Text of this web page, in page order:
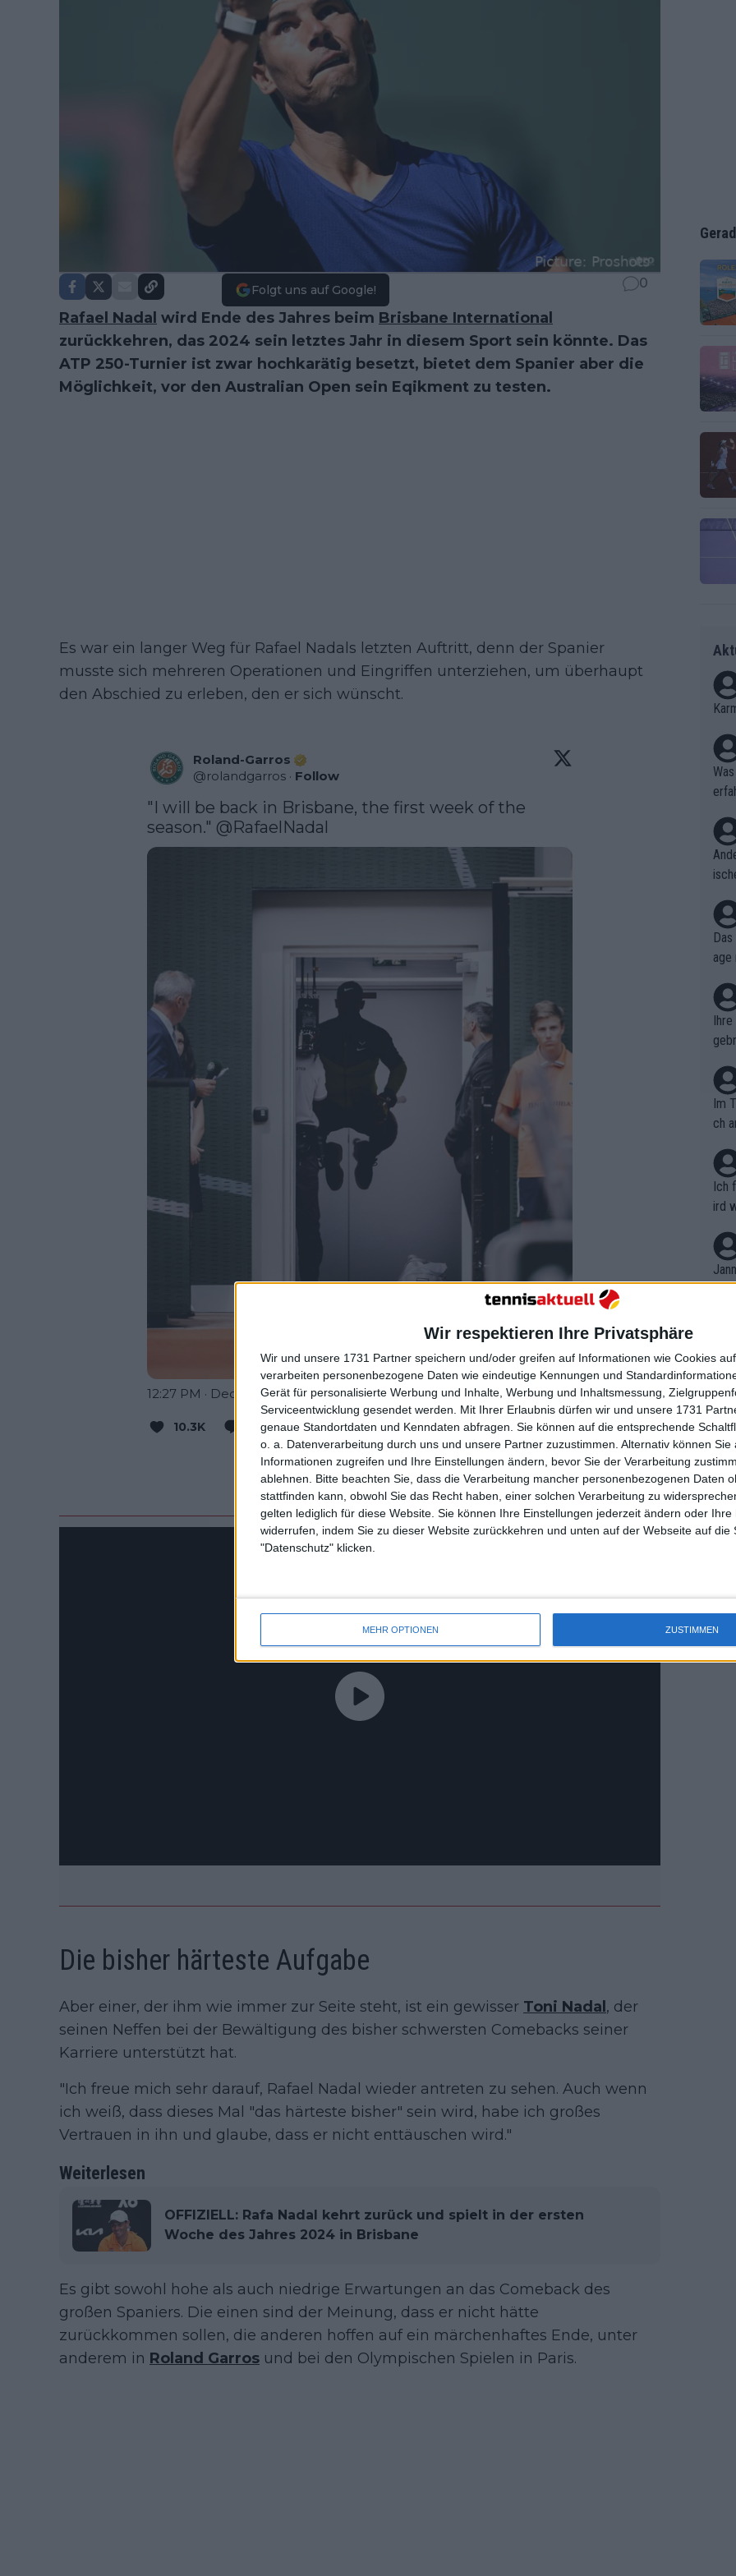
Wir respektieren Ihre Privatsphäre
Wir und unsere 1731 Partner speichern und/oder greifen auf Informationen wie Cookies
verarbeiten personenbezogene Daten wie eindeutige Kennungen und
Gerät für personalisierte Werbung und Inhalte, Werbung und Inhaltsmessung,
Serviceentwicklung gesendet werden. Mit Ihrer Erlaubnis dürfen wir und unsere 1731
genaue Standortdaten und Kenndaten abfragen. Sie können auf die entsprechende
o. a. Datenverarbeitung durch uns und unsere Partner zuzustimmen. Alternativ können Sie
Informationen zugreifen und Ihre Einstellungen ändern, bevor Sie der Verarbeitung
ablehnen. Bitte beachten Sie, dass die Verarbeitung mancher personenbezogenen Daten
stattfinden kann, obwohl Sie das Recht haben, einer solchen Verarbeitung zu
gelten lediglich für diese Website. Sie können Ihre Einstellungen jederzeit ändern oder Ihre
widerrufen, indem Sie zu dieser Website zurückkehren und unten auf der Webseite auf die
"Datenschutz" klicken.
MEHR OPTIONEN ZUSTIMMEN
Folgt uns auf Google! 0
Rafael Nadal wird Ende des Jahres beim Brisbane International
zurückkehren, das 2024 sein letztes Jahr in diesem Sport sein könnte. Das
ATP 250-Turnier ist zwar hochkarätig besetzt, bietet dem Spanier aber die
Möglichkeit, vor den Australian Open sein Eqikment zu testen.
Es war ein langer Weg für Rafael Nadals letzten Auftritt, denn der Spanier
musste sich mehreren Operationen und Eingriffen unterziehen, um überhaupt
den Abschied zu erleben, den er sich wünscht.
Roland-Garros
@rolandgarros · Follow
"I will be back in Brisbane, the first week of the
season." @RafaelNadal
12:27 PM · Dec 1, 2023
10.3K Reply
Copy link
Read 74 replies
Die bisher härteste Aufgabe
Aber einer, der ihm wie immer zur Seite steht, ist ein gewisser Toni Nadal, der
seinen Neffen bei der Bewältigung des bisher schwersten Comebacks seiner
Karriere unterstützt hat.
"Ich freue mich sehr darauf, Rafael Nadal wieder antreten zu sehen. Auch wenn
ich weiß, dass dieses Mal "das härteste bisher" sein wird, habe ich großes
Vertrauen in ihn und glaube, dass er nicht enttäuschen wird."
Weiterlesen
OFFIZIELL: Rafa Nadal kehrt zurück und spielt in der ersten
Woche des Jahres 2024 in Brisbane
Es gibt sowohl hohe als auch niedrige Erwartungen an das Comeback des
großen Spaniers. Die einen sind der Meinung, dass er nicht hätte
zurückkommen sollen, die anderen hoffen auf ein märchenhaftes Ende, unter
anderem in Roland Garros und bei den Olympischen Spielen in Paris.
age
ben.
Im
ch
Ich
ird
r in
em
t,
B.
on
uss
mal
des
n
nt.
kel